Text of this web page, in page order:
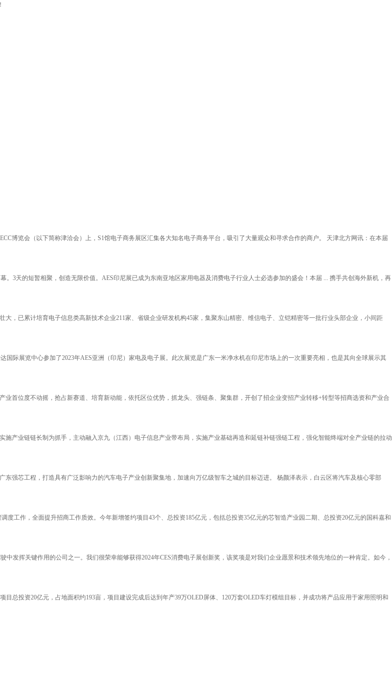
博览会（以下简称津洽会）上，S1馆电子商务展区汇集各大知名电子商务平台，吸引了大量观众和寻求合作的商户。 天津北方网讯：在本届
3天的短暂相聚，创造无限价值。AES印尼展已成为东南亚地区家用电器及消费电子行业人士必选参加的盛会！本届 ... 携手共创海外新机，再
，已累计培育电子信息类高新技术企业211家、省级企业研发机构45家，集聚东山精密、维信电子、立铠精密等一批行业头部企业，小间距
国际展览中心参加了2023年AES亚洲（印尼）家电及电子展。此次展览是广东一米净水机在印尼市场上的一次重要亮相，也是其向全球展示其
首位度不动摇，抢占新赛道、培育新动能，依托区位优势，抓龙头、强链条、聚集群，开创了招企业变招产业转移+转型等招商选资和产业合
产业链链长制为抓手，主动融入京九（江西）电子信息产业带布局，实施产业基础再造和延链补链强链工程，强化智能终端对全产业链的拉动
强芯工程，打造具有广泛影响力的汽车电子产业创新聚集地，加速向万亿级智车之城的目标迈进。 杨颜泽表示，白云区将汽车及核心零部
工作，全面提升招商工作质效。今年新增签约项目43个、总投资185亿元，包括总投资35亿元的芯智造产业园二期、总投资20亿元的国科嘉和
发挥关键作用的公司之一。我们很荣幸能够获得2024年CES消费电子展创新奖，该奖项是对我们企业愿景和技术领先地位的一种肯定。如今，
总投资20亿元，占地面积约193亩，项目建设完成后达到年产39万OLED屏体、120万套OLED车灯模组目标，并成功将产品应用于家用照明和